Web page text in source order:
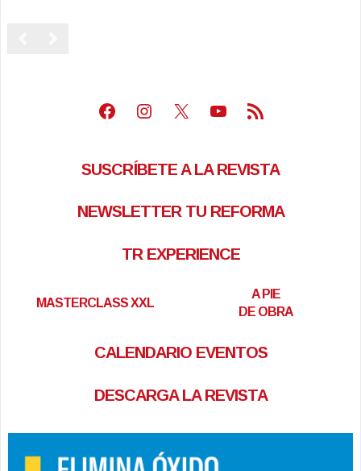
Facebook
Instagram
X Youtube
Feed RSS
SUSCRÍBETE A LA REVISTA
NEWSLETTER TU REFORMA
TR EXPERIENCE
MASTERCLASS XXL
A PIE
DE OBRA
CALENDARIO EVENTOS
DESCARGA LA REVISTA